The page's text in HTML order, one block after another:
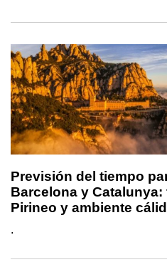
Previsión del tiempo
Barcelona y Catalunya:
Pirineo y ambiente
.